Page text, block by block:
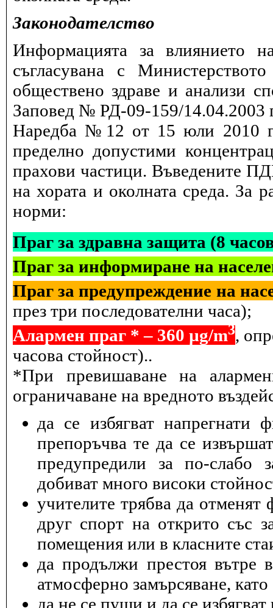
Законодателство
Информацията за влиянието
съгласувана с
обществено здраве и анализи
Заповед № РД-09-159/14.04.2003
Наредба №12 от 15 юли 2010
пределно допустими
прахови частици. Въведените
на хората и околната среда. За
норми:
Праг за здравна защита (8
Праг за информиране на
Праг за предупреждение на
през три последователни часа);
Алармен праг * – 360 µg/m3,
часова стойност)..
*При превишаване на
ограничаване на вредното
да се избягват напрегнати
препоръчва те да се
предупредили за по-слабо
добиват много високи
учителите трябва да отменят
друг спорт на открито със
помещения или в класните
да продължи престоя вътре
атмосферно замърсяване,
да не се пуши и да се